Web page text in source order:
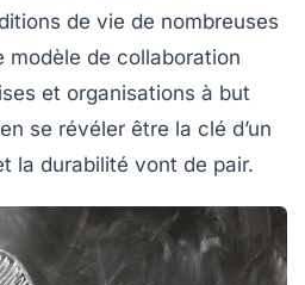
de vie de nombreuses
modèle de collaboration
et organisations à but
se révéler être la clé d’un
la durabilité vont de pair.